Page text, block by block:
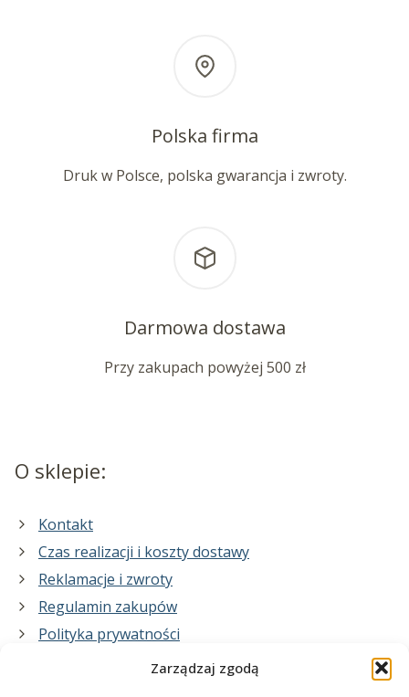
Zarządzaj zgodą
Polska firma
Druk w Polsce, polska gwarancja i zwroty.
Darmowa dostawa
Przy zakupach powyżej 500 zł
O sklepie:
Kontakt
Czas realizacji i koszty dostawy
Reklamacje i zwroty
Regulamin zakupów
Polityka prywatności